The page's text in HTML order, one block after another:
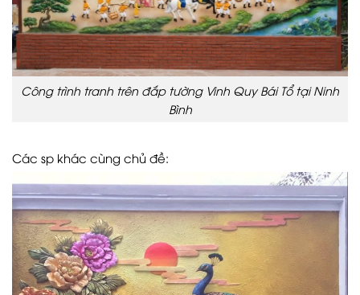
Công trình tranh trên đắp tường Vinh Quy Bái Tổ tại Ninh
Bình
Các sp khác cùng chủ đề: